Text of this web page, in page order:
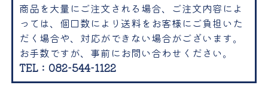
商品を大量にご注文される場合、ご注文内容によ
っては、個口数により送料をお客様にご負担いた
だく場合や、対応ができない場合がございます。
お手数ですが、事前にお問い合わせください。
TEL：082-544-1122